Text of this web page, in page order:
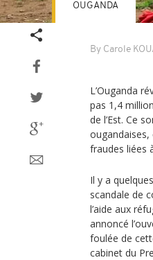
By Carole
OUGANDA
L’Ouganda
pas 1,4
de l’Est. Ce
ougandaises,
fraudes liées
Il y a
scandale de
l’aide aux
annoncé
foulée de
cabinet du